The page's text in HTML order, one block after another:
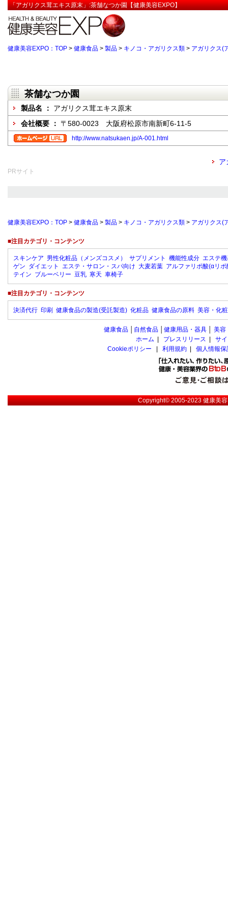
「アガリクス茸エキス原末」:茶舗なつか園【健康美容EXPO】
健康美容EXPO：TOP > 健康食品 > 製品 > キノコ・アガリクス類 > アガリクス(
茶舗なつか園
製品名 ： アガリクス茸エキス原末
会社概要 ： 〒580-0023 大阪府松原市南新町6-11-5
http://www.natsukaen.jp/A-001.html
ア
PRサイト
健康美容EXPO：TOP > 健康食品 > 製品 > キノコ・アガリクス類 > アガリクス(
■注目カテゴリ・コンテンツ
スキンケア 男性化粧品（メンズコスメ） サプリメント 機能性成分 エステ
ゲン ダイエット エステ・サロン・スパ向け 大麦若葉 アルファリポ酸(αリポ
テイン ブルーベリー 豆乳 寒天 車椅子
■注目カテゴリ・コンテンツ
決済代行 印刷 健康食品の製造(受託製造) 化粧品 健康食品の原料 美容・化
健康食品 自然食品 健康用品・器具 美容
ホーム
プレスリリース
サ
Cookieポリシー
利用規約 個人情報
Copyright© 2005-2023健康美